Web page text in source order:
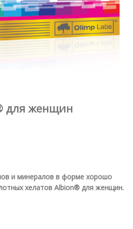
для женщин
и минералов в форме хорошо
хелатов Albion® для женщин.